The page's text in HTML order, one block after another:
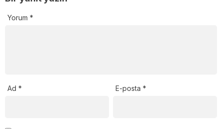
Yorum *
Ad * E-posta*